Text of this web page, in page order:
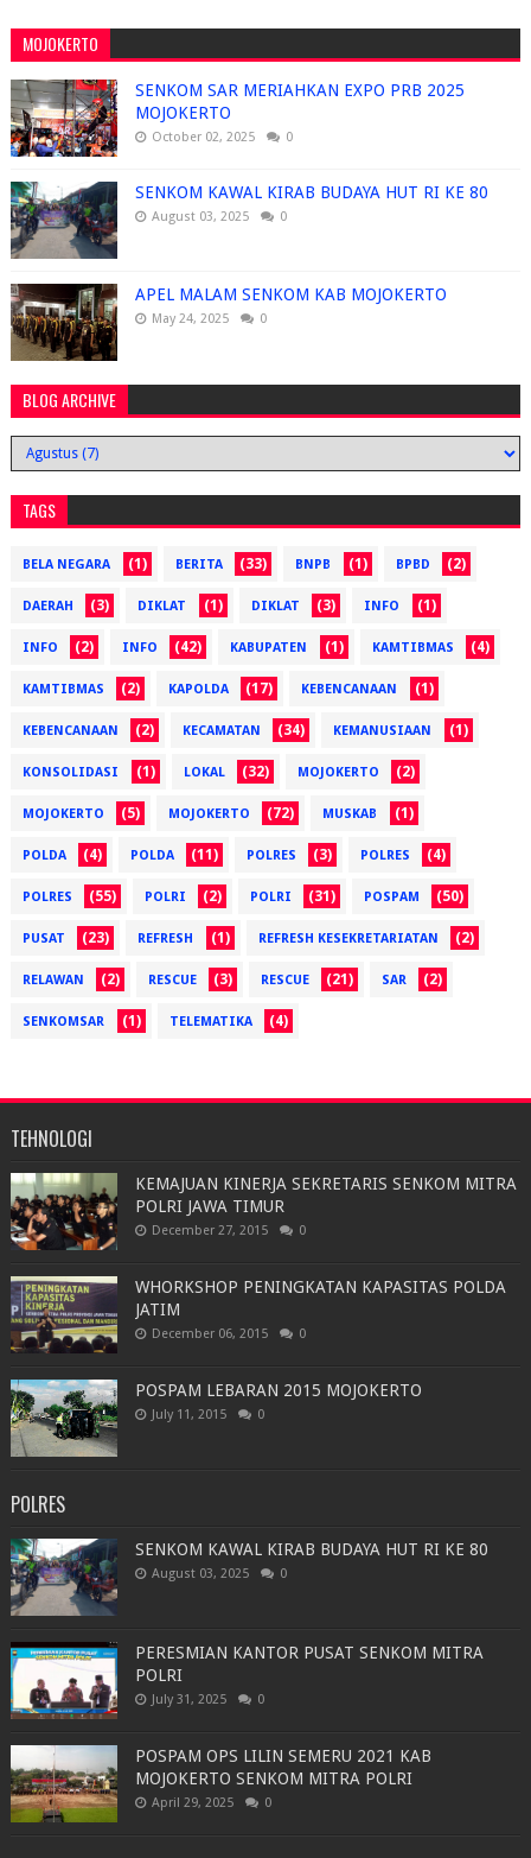
MOJOKERTO
SENKOM SAR MERIAHKAN EXPO PRB 2025
MOJOKERTO
October 02, 2025 0
SENKOM KAWAL KIRAB BUDAYA HUT RI KE 80
August 03, 2025 0
APEL MALAM SENKOM KAB MOJOKERTO
May 24, 2025 0
BLOG ARCHIVE
TAGS
BELA NEGARA (1) BERITA (33) BNPB (1) BPBD (2)
DAERAH (3) DIKLAT (1) DIKLAT (3) INFO (1)
INFO (2) INFO (42) KABUPATEN (1) KAMTIBMAS (4)
KAMTIBMAS (2) KAPOLDA (17) KEBENCANAAN (1)
KEBENCANAAN (2) KECAMATAN (34) KEMANUSIAAN (1)
KONSOLIDASI (1) LOKAL (32) MOJOKERTO (2)
MOJOKERTO (5) MOJOKERTO (72) MUSKAB (1)
POLDA (4) POLDA (11) POLRES (3) POLRES (4)
POLRES (55) POLRI (2) POLRI (31) POSPAM (50)
PUSAT (23) REFRESH (1) REFRESH KESEKRETARIATAN (2)
RELAWAN (2) RESCUE (3) RESCUE (21) SAR (2)
SENKOMSAR (1) TELEMATIKA (4)
TEHNOLOGI
KEMAJUAN KINERJA SEKRETARIS SENKOM MITRA
POLRI JAWA TIMUR
December 27, 2015 0
WHORKSHOP PENINGKATAN KAPASITAS POLDA
JATIM
December 06, 2015 0
POSPAM LEBARAN 2015 MOJOKERTO
July 11, 2015 0
POLRES
SENKOM KAWAL KIRAB BUDAYA HUT RI KE 80
August 03, 2025 0
PERESMIAN KANTOR PUSAT SENKOM MITRA
POLRI
July 31, 2025 0
POSPAM OPS LILIN SEMERU 2021 KAB
MOJOKERTO SENKOM MITRA POLRI
April 29, 2025 0